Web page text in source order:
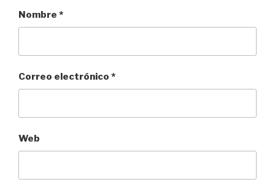
Nombre *
Correo electrónico *
Web